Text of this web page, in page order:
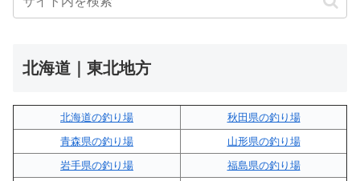
北海道｜東北地方
北海道の釣り場
秋田県の釣り場
青森県の釣り場
山形県の釣り場
岩手県の釣り場
福島県の釣り場